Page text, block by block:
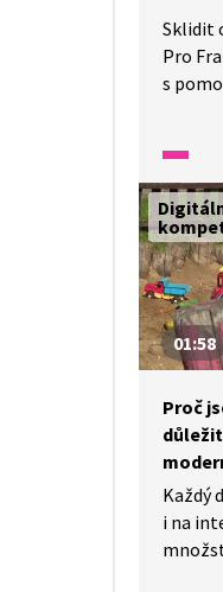
Sklidit
Pro
s
došky
ovládá
01:58
Proč
Každý
i na